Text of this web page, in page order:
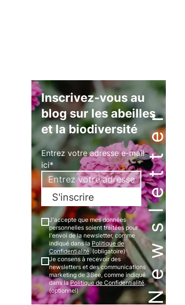
Newsletter
Inscrivez-vous au
blog sur les abeilles
et la biodiversité
Entrez votre adresse e-mail
ici*
S'inscrire
J'accepte que mes données
personnelles soient traitées pour
l'envoi de la newsletter, comme
indiqué dans la Politique de
Confidentialité. (obligatoire)
Je consens à recevoir des
newsletters et des communications
marketing de 3Bee, comme indiqué
dans laPolitique de Confidentialité.
(optionnel)